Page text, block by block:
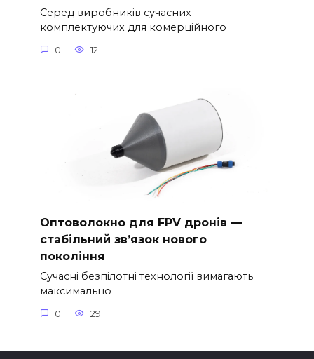
Серед виробників сучасних
комплектуючих для комерційного
0 12
Оптоволокно для FPV дронів —
стабільний зв’язок нового
покоління
Сучасні безпілотні технології вимагають
максимально
0 29